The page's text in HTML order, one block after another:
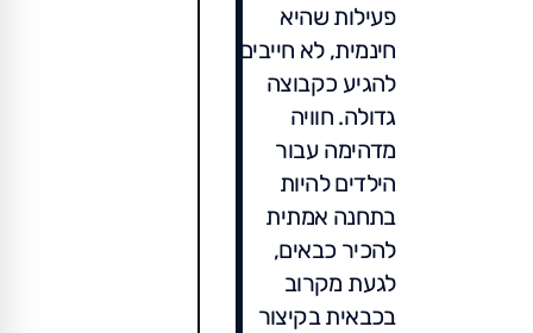
פעילות שהיא
חינמית, לא חייבים
להגיע כקבוצה
גדולה. חוויה
מדהימה עבור
הילדים להיות
בתחנה אמתית
להכיר כבאים,
לגעת מקרוב
בכבאית בקיצור